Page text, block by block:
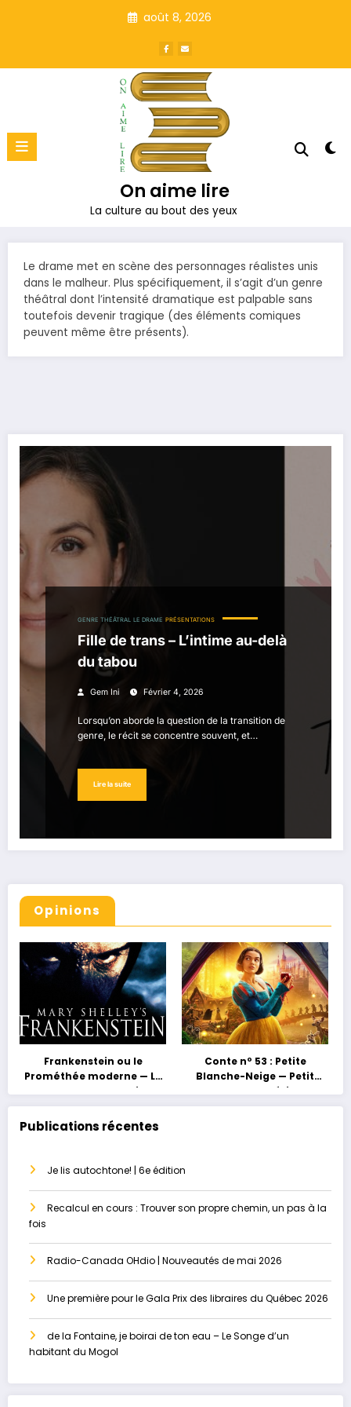
août 8, 2026
On aime lire
La culture au bout des yeux
Le drame met en scène des personnages réalistes unis
dans le malheur. Plus spécifiquement, il s’agit d’un genre
théâtral dont l’intensité dramatique est palpable sans
toutefois devenir tragique (des éléments comiques
peuvent même être présents).
GENRE THÉÂTRAL LE DRAME PRÉSENTATIONS
Fille de trans – L’intime au-delà
du tabou
Gem Ini Février 4, 2026
Lorsqu’on aborde la question de la transition de
genre, le récit se concentre souvent, et…
Lire la suite
Opinions
Frankenstein ou le
Prométhée moderne — La
grossesse au masculin ou
le paradis perdu
Conte nº 53 : Petite
Blanche-Neige — Petit
conte, grand héritage
Publications récentes
Je lis autochtone! | 6e édition
Recalcul en cours : Trouver son propre chemin, un pas à la
fois
Radio-Canada OHdio | Nouveautés de mai 2026
Une première pour le Gala Prix des libraires du Québec 2026
de la Fontaine, je boirai de ton eau – Le Songe d’un
habitant du Mogol